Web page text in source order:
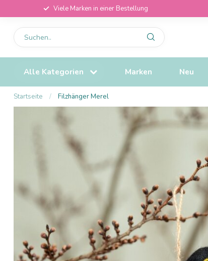
Viele Marken in einer Bestellung
Alle Kategorien Marken Neu
Startseite / Filzhänger Merel